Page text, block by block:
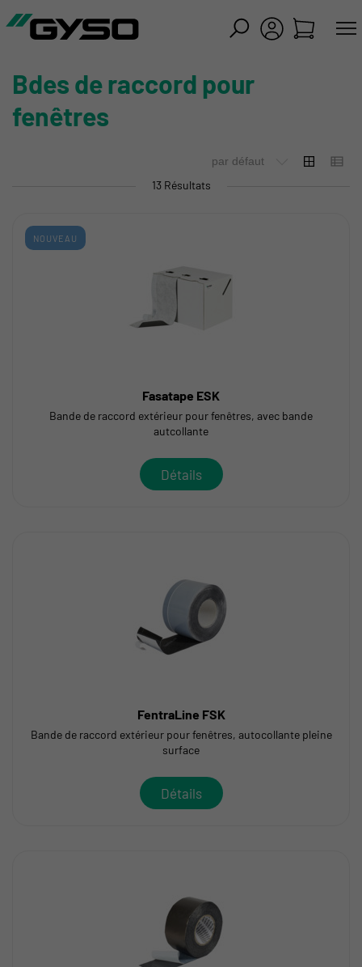
Bdes de raccord pour
fenêtres
13 Résultats
NOUVEAU
Fasatape ESK
Bande de raccord extérieur pour fenêtres, avec bande
autcollante
Détails
FentraLine FSK
Bande de raccord extérieur pour fenêtres, autocollante pleine
surface
Détails